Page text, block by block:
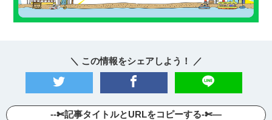
＼ この情報をシェアしよう！ ／
--✄記事タイトルとURLをコピーする-✄—